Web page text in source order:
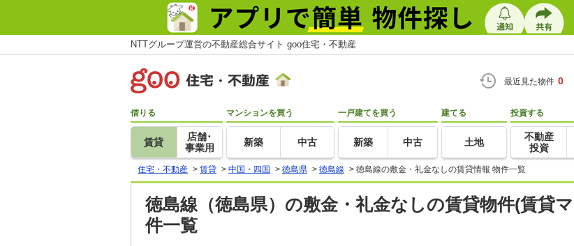
NTTグループ運営の不動産総合サイト goo住宅・不動産
最近見た物件 0
借りる
賃貸
店舗･
事業用
マンションを買う
新築 中古
一戸建てを買う
新築 中古
建てる
土地
投資する
不動産
投資
住宅・不動産 > 賃貸 > 中国・四国 > 徳島県 > 徳島線 > 徳島線の敷金・礼金なしの賃貸情報 物件一覧
徳島線（徳島県）の敷金・礼金なしの賃貸物件(賃貸
件一覧